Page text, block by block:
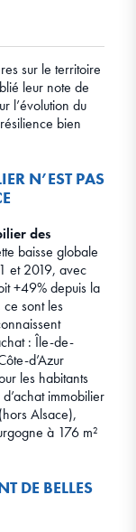
sur le territoire
leur note de
l’évolution du
bien
N’EST PAS
des
baisse globale
et 2019, avec
+49% depuis la
sont les
: Île-de-
d’Azur
les habitants
immobilier
Alsace),
à 176 m²
DE BELLES